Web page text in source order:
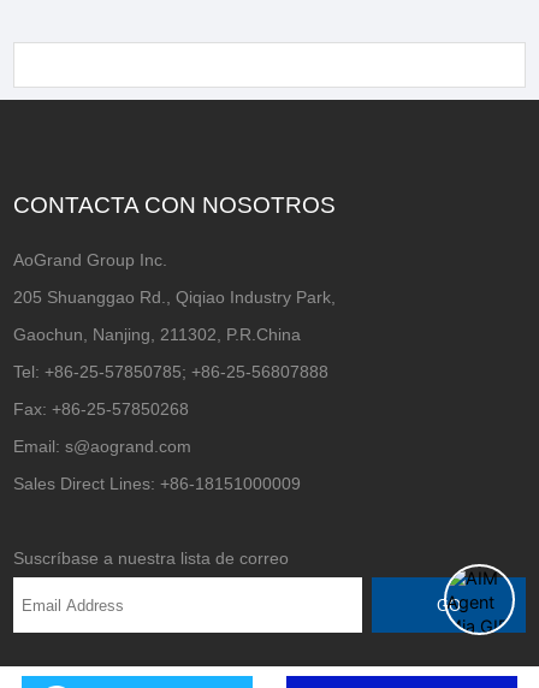
CONTACTA CON NOSOTROS
AoGrand Group Inc.
205 Shuanggao Rd., Qiqiao Industry Park,
Gaochun, Nanjing, 211302, P.R.China
Tel: +86-25-57850785; +86-25-56807888
Fax: +86-25-57850268
Email: s@aogrand.com
Sales Direct Lines: +86-18151000009
Suscríbase a nuestra lista de correo
GO